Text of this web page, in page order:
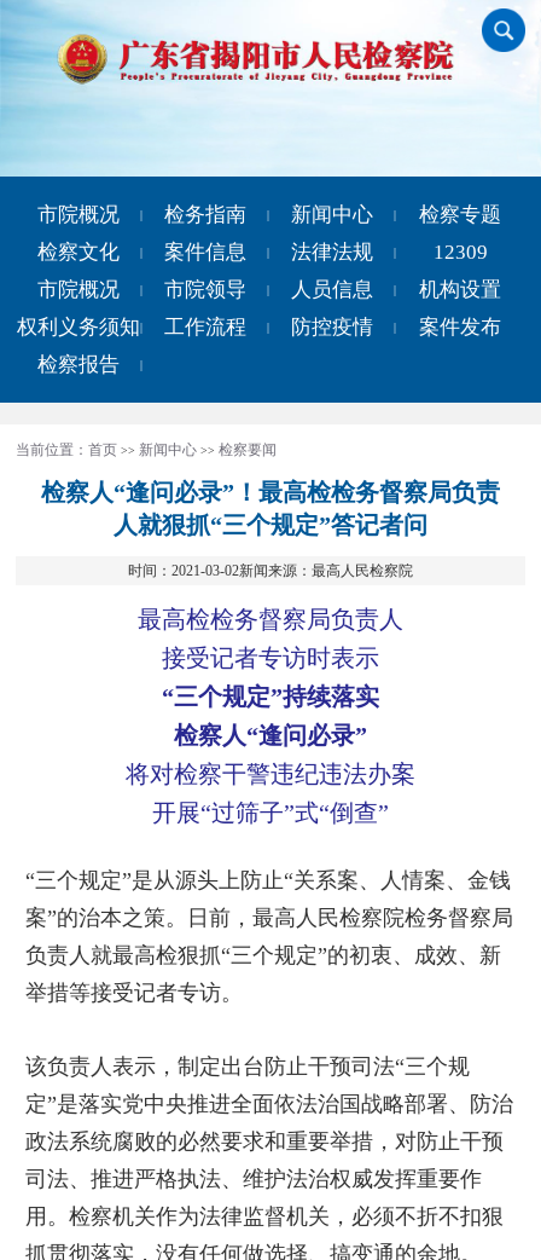
市院概况 检务指南 新闻中心
检察专题
检察文化
案件信息 法律法规
12309
市院概况
市院领导 人员信息
机构设置
权利义务须知
工作流程 防控疫情
案件发布
检察报告
当前位置：首页 >> 新闻中心 >>检察要闻
检察人“逢问必录”！最高检检务督察局负责
人就狠抓“三个规定”答记者问
时间：2021-03-02新闻来源：最高人民检察院
最高检检务督察局负责人
接受记者专访时表示
“三个规定”持续落实
检察人“逢问必录”
将对检察干警违纪违法办案
开展“过筛子”式“倒查”
“三个规定”是从源头上防止“关系案、人情案、金钱
案”的治本之策。日前，最高人民检察院检务督察局
负责人就最高检狠抓“三个规定”的初衷、成效、新
举措等接受记者专访。
该负责人表示，制定出台防止干预司法“三个规
定”是落实党中央推进全面依法治国战略部署、防治
政法系统腐败的必然要求和重要举措，对防止干预
司法、推进严格执法、维护法治权威发挥重要作
用。检察机关作为法律监督机关，必须不折不扣狠
抓贯彻落实，没有任何做选择、搞变通的余地。